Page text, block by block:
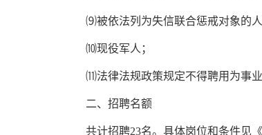
⑼被依法列为失信联合惩戒对象的
⑽现役军人；
⑾法律法规政策规定不得聘用为事
二、招聘名额
共计招聘23名。具体岗位和条件见